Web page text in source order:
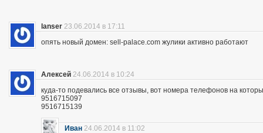
lanser 23.06.2014 в 17:11
опять новый домен: sell-palace.com жулики активно работают
Алексей 24.06.2014 в 10:24
куда-то подевались все отзывы, вот номера телефонов на
9516715097
9516715139
Иван 24.06.2014 в 11:02